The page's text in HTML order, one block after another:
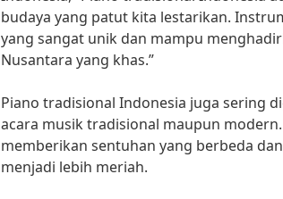
budaya yang patut kita lestarikan.
yang sangat unik dan mampu
Nusantara yang khas.”
Piano tradisional Indonesia juga sering
acara musik tradisional maupun
memberikan sentuhan yang berbeda
menjadi lebih meriah.